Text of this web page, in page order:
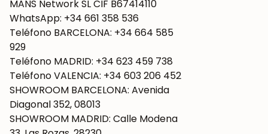
MANS Network SL CIF B67414110
WhatsApp: +34 661 358 536
Teléfono BARCELONA: +34 664 585
929
Teléfono MADRID: +34 623 459 738
Teléfono VALENCIA: +34 603 206 452
SHOWROOM BARCELONA: Avenida
Diagonal 352, 08013
SHOWROOM MADRID: Calle Modena